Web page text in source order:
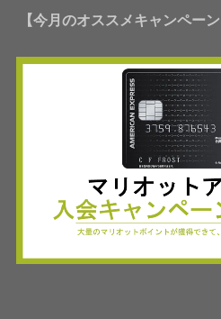
【今月のオススメキャンペーン